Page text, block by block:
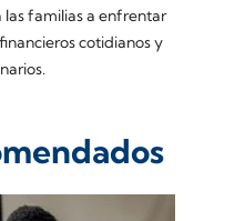
las familias a enfrentar
cotidianos y